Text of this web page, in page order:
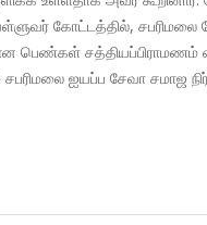
கோட்டத்தில், சபரிமலை
பெண்கள் சத்தியப்பிராமணம்
ஐயப்ப சேவா சமாஜ